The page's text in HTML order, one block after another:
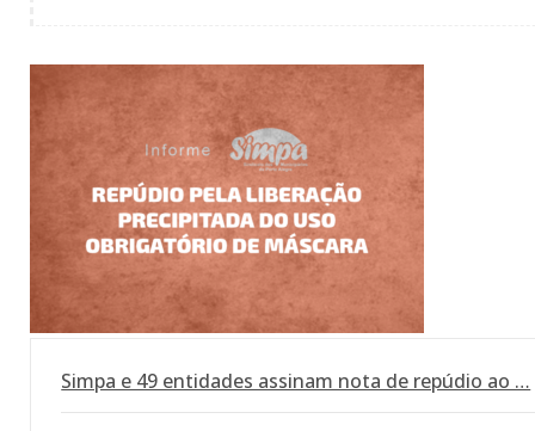
Simpa e 49 entidades assinam nota de repúdio ao …